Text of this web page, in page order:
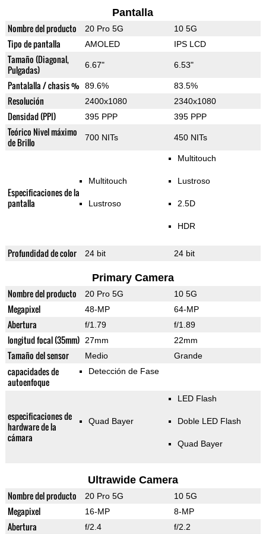
Pantalla
Nombre del producto 20 Pro 5G 10 5G
Tipo de pantalla AMOLED IPS LCD
Tamaño (Diagonal,
Pulgadas)
6.67" 6.53"
Pantalalla / chasis % 89.6% 83.5%
Resolución 2400x1080 2340x1080
Densidad (PPI) 395 PPP 395 PPP
Teórico Nivel máximo
de Brillo
700 NITs 450 NITs
Especificaciones de la
pantalla
Multitouch
Lustroso
Multitouch
Lustroso
2.5D
HDR
Profundidad de color 24 bit 24 bit
Primary Camera
Nombre del producto 20 Pro 5G 10 5G
Megapixel 48-MP 64-MP
Abertura f/1.79 f/1.89
longitud focal (35mm) 27mm 22mm
Tamaño del sensor Medio Grande
capacidades de
autoenfoque
Detección de Fase
especificaciones de
hardware de la
cámara
Quad Bayer
LED Flash
Doble LED Flash
Quad Bayer
Ultrawide Camera
Nombre del producto 20 Pro 5G 10 5G
Megapixel 16-MP 8-MP
Abertura f/2.4 f/2.2